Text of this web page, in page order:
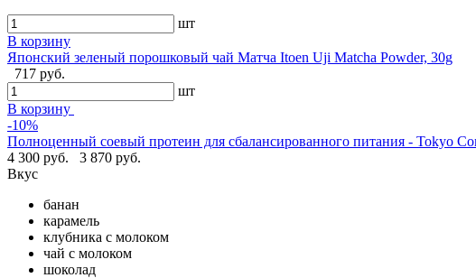
шт
В корзину
Японский зеленый порошковый чай Матча Itoen Uji Matcha Powder, 30g
717 руб.
шт
В корзину
-10%
Полноценный соевый протеин для сбалансированного питания - Tokyo
4 300 руб.
3 870 руб.
Вкус
банан
карамель
клубника с молоком
чай с молоком
шоколад